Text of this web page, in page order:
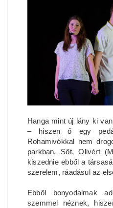
Hanga mint új lány ki
– hiszen ő egy
Rohamivókkal nem
parkban. Sőt, Olivért
kiszednie ebből a
szerelem, ráadásul az
Ebből bonyodalmak
szemmel néznek,